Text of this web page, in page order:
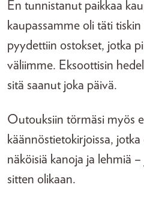
En tunnistanut paikkaa
kaupassamme oli täti
pyydettiin ostokset, jotka
väliimme. Eksoottisin
sitä saanut joka päivä.
Outouksiin törmäsi myös
käännöstietokirjoissa,
näköisiä kanoja ja lehmiä
sitten olikaan.